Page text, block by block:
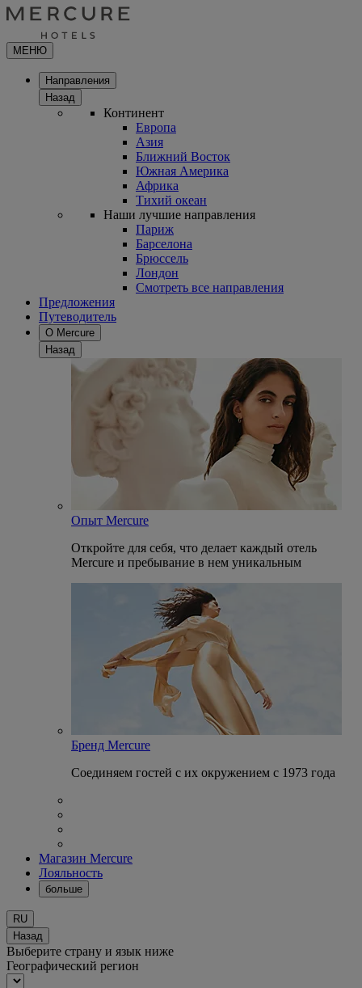
МЕНЮ
Направления
Назад
Континент
Европа
Азия
Ближний Восток
Южная Америка
Африка
Тихий океан
Наши лучшие направления
Париж
Барселона
Брюссель
Лондон
Смотреть все направления
Предложения
Путеводитель
О Mercure
Назад
Опыт Mercure
Откройте для себя, что делает каждый отель
Mercure и пребывание в нем уникальным
Бренд Mercure
Соединяем гостей с их окружением с 1973 года
Магазин Mercure
Лояльность
больше
RU
Назад
Выберите страну и язык ниже
Географический регион